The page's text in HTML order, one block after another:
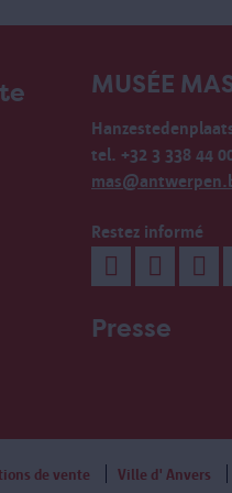
MUSÉE
tel. +32 3 338 44
Restez informé
Presse
de vente Ville d' Anvers